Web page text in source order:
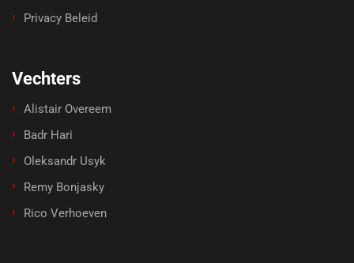
Privacy Beleid
Vechters
Alistair Overeem
Badr Hari
Oleksandr Usyk
Remy Bonjasky
Rico Verhoeven